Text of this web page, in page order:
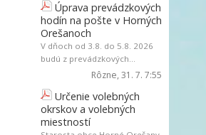
Úprava prevádzkových
hodín na pošte v Horných
Orešanoch
V dňoch od 3.8. do 5.8. 2026
budú z prevádzkových...
Rôzne, 31. 7. 7:55
Určenie volebných
okrskov a volebných
miestností